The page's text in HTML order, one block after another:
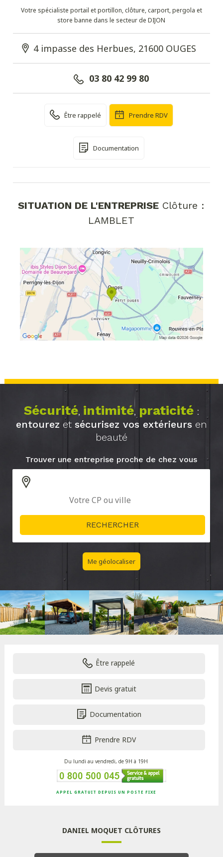
Votre spécialiste portail et portillon, clôture, carport, pergola et
store banne dans le secteur de DIJON
4 impasse des Herbues, 21600 OUGES
03 80 42 99 80
Être rappelé Prendre RDV
Documentation
SITUATION DE L'ENTREPRISE Clôture :
LAMBLET
Sécurité, intimité, praticité:
entourez et sécurisez vos extérieurs en
beauté
Trouver une entreprise proche de chez vous
Me géolocaliser
Être rappelé
Devis gratuit
Documentation
Prendre RDV
Du lundi au vendredi, de 9H à 19H
APPEL GRATUIT DEPUIS UN POSTE FIXE
DANIEL MOQUET CLÔTURES